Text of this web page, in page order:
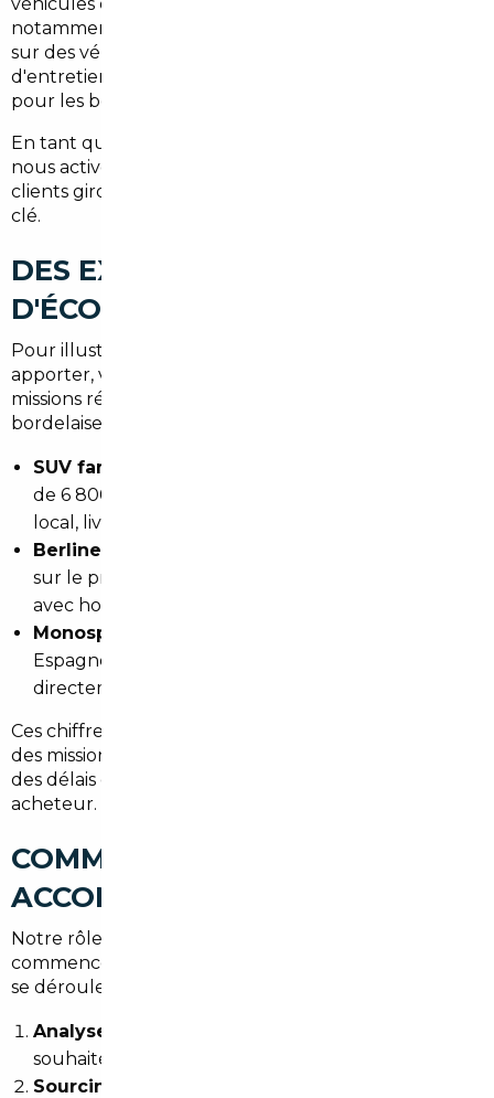
notamment, recèle régulièrement des opportunités
sur des véhicules peu kilométrés avec des standards
d'entretien élevés. L'Allemagne reste une référence
pour les berlines premium et les utilitaires récents.
En tant que
nous activons ces circuits régulièrement pour nos
clients girondins — avec des économies concrètes à la
clé.
DES EXEMPLES RÉELS
D'ÉCONOMIES À L'IMPORT
Pour illustrer concrètement ce que l'import peut
apporter, voici quelques cas représentatifs de
missions réalisées pour des clients dans la région
bordelaise :
SUV familial premium (< 30 000 km)
de 6 800 € par rapport au prix concessionnaire
local, livraison en 18 jours.
Berline allemande haut de gamme
sur le prix de marché français, importée d'Autriche
avec homologation incluse.
Monospace récent 7 places
Espagne,
directement au domicile du client à Mérignac.
Ces chiffres ne sont pas des promesses — ils reflètent
des missions menées avec rigueur, dans le respect
des délais et des exigences techniques de chaque
acheteur.
COMMENT NOUS VOUS
ACCOMPAGNONS, DE A À Z
Notre rôle de
commence bien avant la transaction. Voici comment
se déroule une mission type :
Analyse de vos besoins
souhaité, critères non négociables.
Sourcing ciblé